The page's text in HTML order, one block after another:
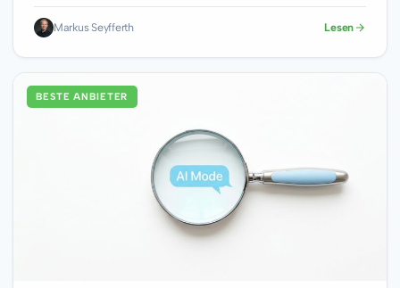
Markus Seyfferth Lesen
BESTE ANBIETER